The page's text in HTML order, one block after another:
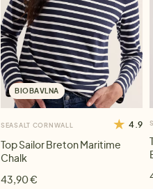
BIOBAVLNA
SEASALT CORNWALL 4.9
Top Sailor Breton Maritime
Chalk
43,90 €